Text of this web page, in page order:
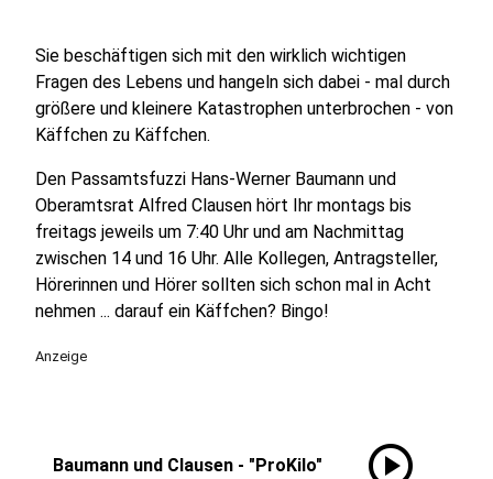
Sie beschäftigen sich mit den wirklich wichtigen
Fragen des Lebens und hangeln sich dabei - mal durch
größere und kleinere Katastrophen unterbrochen - von
Käffchen zu Käffchen.
Den Passamtsfuzzi Hans-Werner Baumann und
Oberamtsrat Alfred Clausen hört Ihr montags bis
freitags jeweils um 7:40 Uhr und am Nachmittag
zwischen 14 und 16 Uhr. Alle Kollegen, Antragsteller,
Hörerinnen und Hörer sollten sich schon mal in Acht
nehmen ... darauf ein Käffchen? Bingo!
Anzeige
Baumann und Clausen - "ProKilo" play_circle